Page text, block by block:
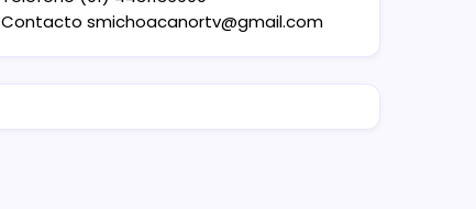
Contacto smichoacanortv@gmail.com